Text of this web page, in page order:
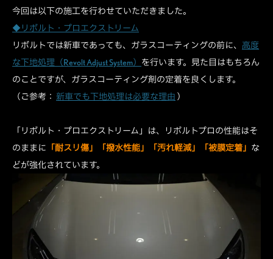
今回は以下の施工を行わせていただきました。
◆リボルト・プロエクストリーム
リボルトでは新車であっても、ガラスコーティングの前に、 高度
な下地処理（Revolt Adjust System） を行います。見た目はもちろん
のことですが、ガラスコーティング剤の定着を良くします。
（ご参考： 新車でも下地処理は必要な理由 ）
「リボルト・プロエクストリーム」は、リボルトプロの性能はそ
のままに 「耐スリ傷」「撥水性能」「汚れ軽減」「被膜定着」 な
どが強化されています。